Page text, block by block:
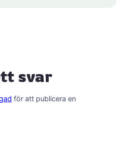
svar
för att publicera en